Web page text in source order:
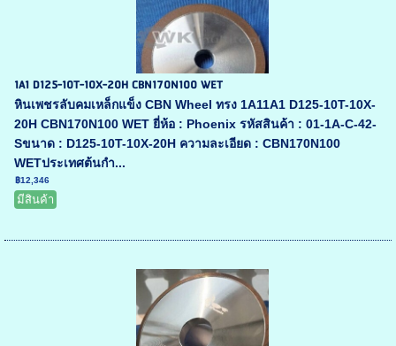
1A1 D125-10T-10X-20H CBN170N100 WET
หินเพชรลับคมเหล็กแข็ง CBN Wheel ทรง 1A11A1 D125-10T-10X-
20H CBN170N100 WET ยี่ห้อ : Phoenix รหัสสินค้า : 01-1A-C-42-
Sขนาด : D125-10T-10X-20H ความละเอียด : CBN170N100
WETประเทศต้นกำ...
฿12,346
มีสินค้า